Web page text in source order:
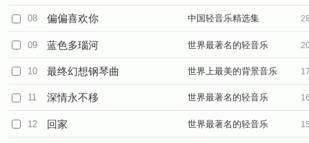
08 偏偏喜欢你 中国轻音乐精选集
09 蓝色多瑙河 世界最著名的轻音乐
10 最终幻想钢琴曲 世界上最美的背景音乐
11 深情永不移 世界最著名的轻音乐
12 回家 世界最著名的轻音乐